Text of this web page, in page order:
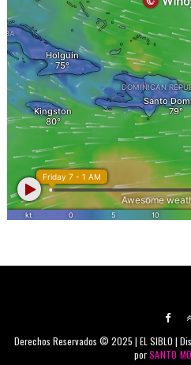
Derechos Reservados © 2025 | EL SIBLO |
porSANTO